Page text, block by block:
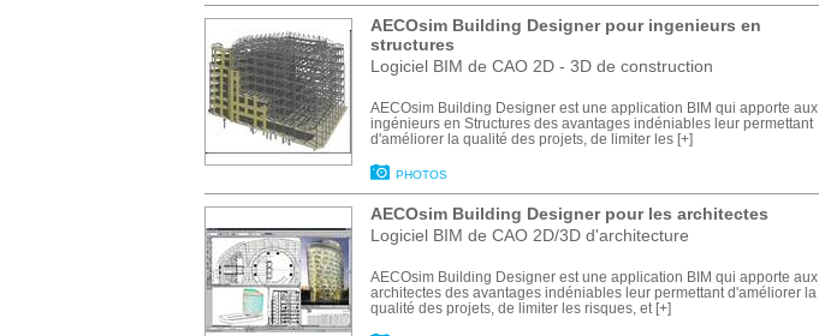
AECOsim Building Designer pour ingenieurs en
structures
Logiciel BIM de CAO 2D - 3D de construction
AECOsim Building Designer est une application BIM qui apporte aux
ingénieurs en Structures des avantages indéniables leur permettant
d'améliorer la qualité des projets, de limiter les [+]
PHOTOS
AECOsim Building Designer pour les architectes
Logiciel BIM de CAO 2D/3D d'architecture
AECOsim Building Designer est une application BIM qui apporte aux
architectes des avantages indéniables leur permettant d'améliorer la
qualité des projets, de limiter les risques, et [+]